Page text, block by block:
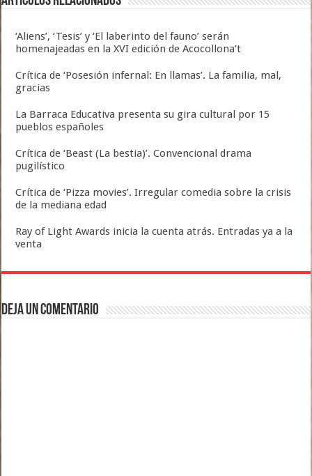
‘Aliens’, ‘Tesis’ y ‘El laberinto del fauno’ serán
homenajeadas en la XVI edición de Acocollona’t
Crítica de ‘Posesión infernal: En llamas’. La familia, mal,
gracias
La Barraca Educativa presenta su gira cultural por 15
pueblos españoles
Crítica de ‘Beast (La bestia)’. Convencional drama
pugilístico
Crítica de ‘Pizza movies’. Irregular comedia sobre la crisis
de la mediana edad
Ray of Light Awards inicia la cuenta atrás. Entradas ya a la
venta
Deja un comentario